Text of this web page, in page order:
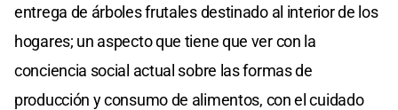
entrega de árboles frutales destinado al interior de los
hogares; un aspecto que tiene que ver con la
conciencia social actual sobre las formas de
producción y consumo de alimentos, con el cuidado